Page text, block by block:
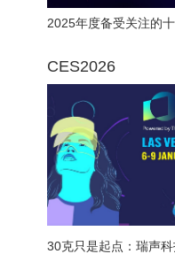
2025年度备受关注的
CES2026
30克只是起点：瑞声